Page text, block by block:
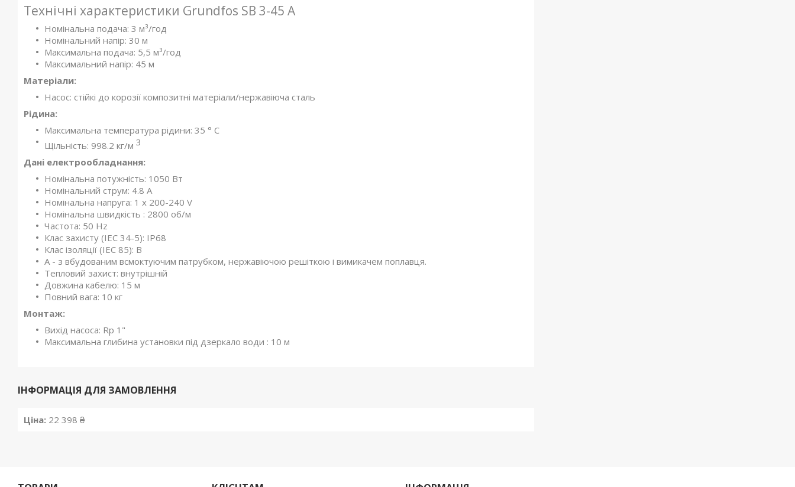
Технічні характеристики Grundfos SB 3-45 A
Номінальна подача: 3 м³/год
Номінальний напір: 30 м
Максимальна подача: 5,5 м³/год
Максимальний напір: 45 м
Матеріали:
Насос: стійкі до корозії композитні матеріали/нержавіюча сталь
Рідина:
Максимальна температура рідини: 35 ° C
Щільність: 998.2 кг/м 3
Дані електрообладнання:
Номінальна потужність: 1050 Вт
Номінальний струм: 4.8 A
Номінальна напруга: 1 x 200-240 V
Номінальна швидкість : 2800 об/м
Частота: 50 Hz
Клас захисту (IEC 34-5): IP68
Клас ізоляції (IEC 85): B
А - з вбудованим всмоктуючим патрубком, нержавіючою решіткою і вимикачем поплавця.
Тепловий захист: внутрішній
Довжина кабелю: 15 м
Повний вага: 10 кг
Монтаж:
Вихід насоса: Rp 1"
Максимальна глибина установки під дзеркало води : 10 м
ІНФОРМАЦІЯ ДЛЯ ЗАМОВЛЕННЯ
Ціна: 22 398 ₴